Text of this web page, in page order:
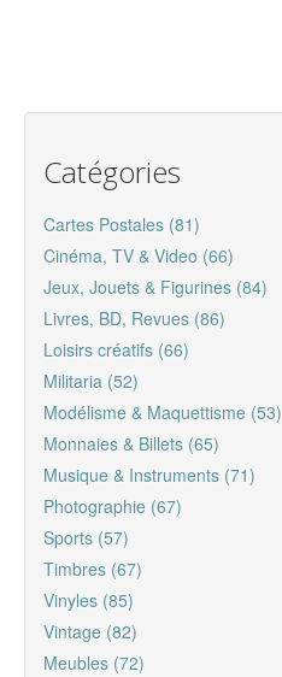
Catégories
Cartes Postales (81)
Cinéma, TV & Video (66)
Jeux, Jouets & Figurines (84)
Livres, BD, Revues (86)
Loisirs créatifs (66)
Militaria (52)
Modélisme & Maquettisme (53)
Monnaies & Billets (65)
Musique & Instruments (71)
Photographie (67)
Sports (57)
Timbres (67)
Vinyles (85)
Vintage (82)
Meubles (72)